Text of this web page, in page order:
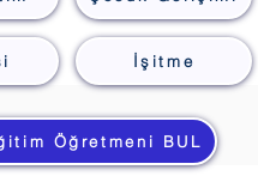
Öğretmeni BUL
İşitme